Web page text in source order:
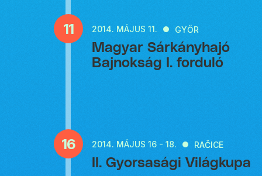
11 2014. MÁJUS 11. GYŐR
Magyar Sárkányhajó
Bajnokság I. forduló
16 2014. MÁJUS 16 - 18. RAČICE
II. Gyorsasági Világkupa